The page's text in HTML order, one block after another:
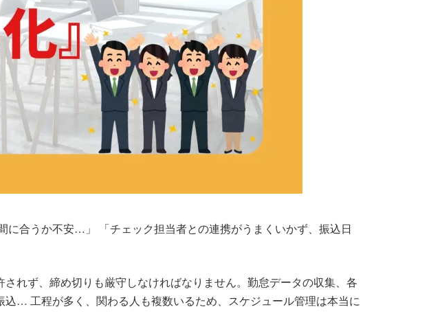
に合うか不安…」 「チェック担当者との連携がうまくいかず、振込日
れず、締め切りも厳守しなければなりません。勤怠データの収集、各
… 工程が多く、関わる人も複数いるため、スケジュール管理は本当に